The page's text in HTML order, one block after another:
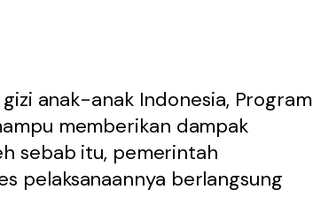
anak-anak Indonesia, Program
memberikan dampak
sebab itu, pemerintah
pelaksanaannya berlangsung